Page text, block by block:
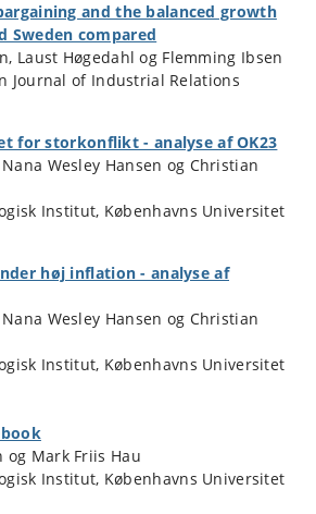
and the balanced growth
Sweden compared
Laust Høgedahl og Flemming Ibsen
Journal of Industrial Relations
for storkonflikt - analyse af OK23
Wesley Hansen og Christian
Institut, Københavns Universitet
høj inflation - analyse af
Wesley Hansen og Christian
Institut, Københavns Universitet
og Mark Friis Hau
Institut, Københavns Universitet